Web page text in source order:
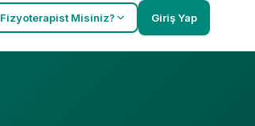
Fizyoterapist Misiniz? Giriş Yap